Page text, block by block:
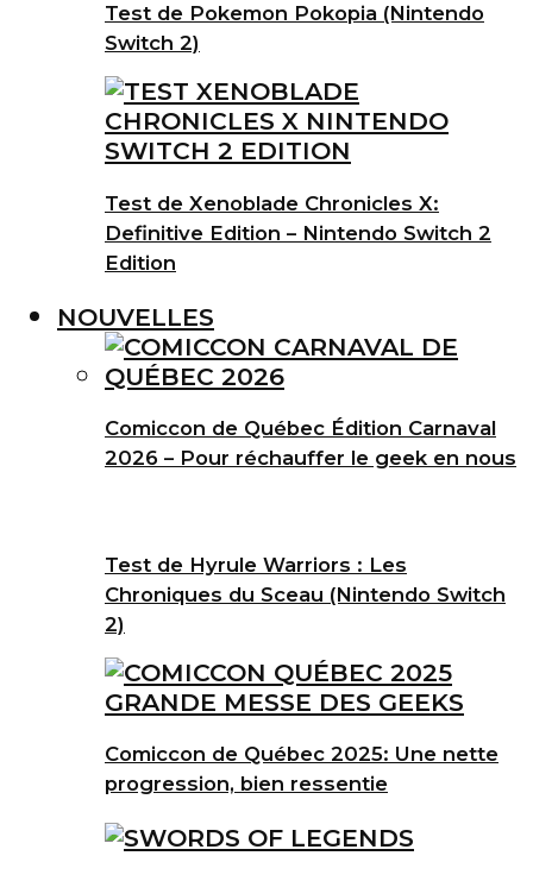
Test de Pokemon Pokopia (Nintendo
Switch 2)
Test de Xenoblade Chronicles X:
Definitive Edition – Nintendo Switch 2
Edition
NOUVELLES
Comiccon de Québec Édition Carnaval
2026 – Pour réchauffer le geek en nous
Test de Hyrule Warriors : Les
Chroniques du Sceau (Nintendo Switch
2)
Comiccon de Québec 2025: Une nette
progression, bien ressentie